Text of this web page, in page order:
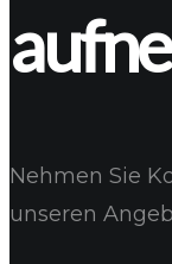
Nehmen Sie
unseren